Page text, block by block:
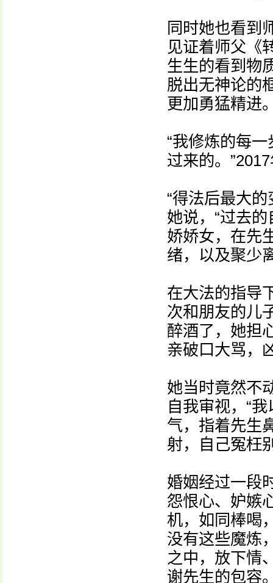
同时她也看到
见证着师父《
生生的看到物
脱出无神论的
更加勇猛精进
“我修炼的每
过来的。
“得法后最大
她说，“过去
娇娇女，在先
绪，以及聚少
在大法的指导
次和朋友的儿
醉酒了，她担
亲破口大骂，
她当时竟然不
自我审视，“
气，指着先生
射，自己冤枉
婚姻经过一段
怨恨心、妒嫉
机，如同棒喝
没有这些魔炼
之中，放下情
谢先生的包容